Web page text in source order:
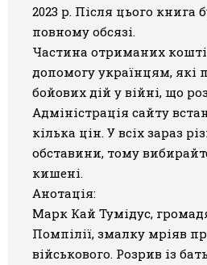
2023 р. Після цього книга
повному обсязі.
Частина отриманих
допомогу українцям, які
бойових дій у війні, що
Адміністрація сайту
кілька цін. У всіх зараз
обставини, тому
кишені.
Анотація:
Марк Кай Тумідус,
Помпілії, змалку мріяв
військового. Розрив із